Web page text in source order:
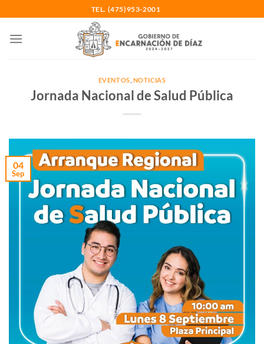
al
contenido
TEL. (475)953-2001
EVENTOS NOTICIAS
Jornada Nacional de Salud Pública
04
Sep